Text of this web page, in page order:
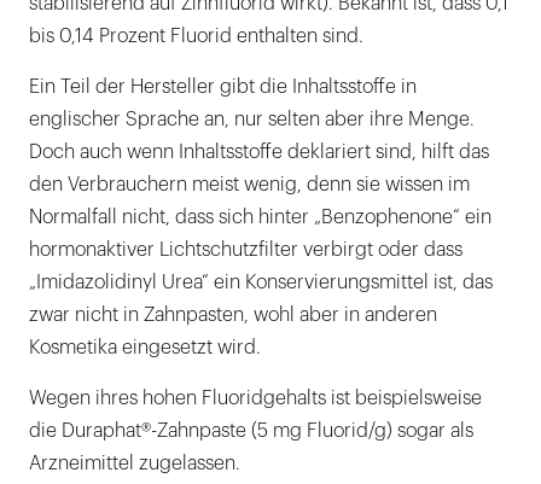
bis 0,14 Prozent Fluorid enthalten sind.
Ein Teil der Hersteller gibt die Inhaltsstoffe in
englischer Sprache an, nur selten aber ihre Menge.
Doch auch wenn Inhaltsstoffe deklariert sind, hilft das
den Verbrauchern meist wenig, denn sie wissen im
Normalfall nicht, dass sich hinter „Benzophenone“ ein
hormonaktiver Lichtschutzfilter verbirgt oder dass
„Imidazolidinyl Urea“ ein Konservierungsmittel ist, das
zwar nicht in Zahnpasten, wohl aber in anderen
Kosmetika eingesetzt wird.
Wegen ihres hohen Fluoridgehalts ist beispielsweise
die Duraphat®-Zahnpaste (5 mg Fluorid/g) sogar als
Arzneimittel zugelassen.